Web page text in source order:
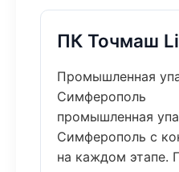
ПК Точмаш
Промышленная
Симферополь
промышленная
Симферополь с
на каждом этапе.